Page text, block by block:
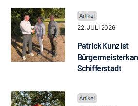
22. JULI 2026
Patrick Kunz ist
Schifferstadt